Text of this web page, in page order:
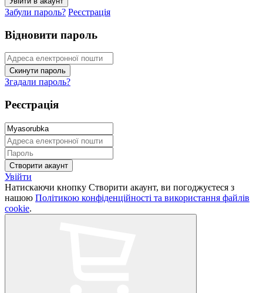
Забули пароль? Реєстрація
Відновити пароль
Згадали пароль?
Реєстрація
Увійти
Натискаючи кнопку Створити акаунт, ви погоджуєтеся з
нашою Політикою конфіденційності та використання файлів
cookie.